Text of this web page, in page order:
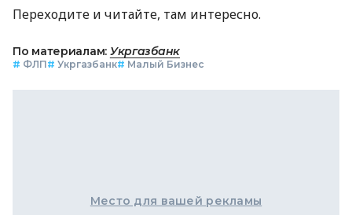
Переходите и читайте, там интересно.
По материалам: Укргазбанк
# ФЛП# Укргазбанк# Малый Бизнес
Место для вашей рекламы